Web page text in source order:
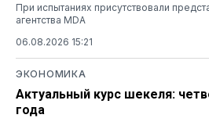
При испытаниях присутствовали
агентства MDA
06.08.2026 15:21
ЭКОНОМИКА
Актуальный курс шекеля:
года